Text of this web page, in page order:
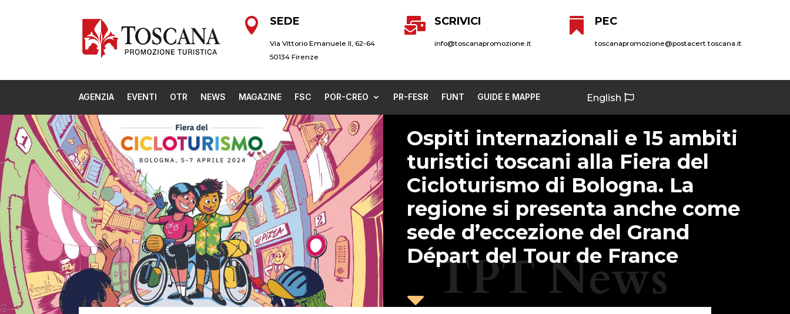
 SEDE
Via Vittorio Emanuele II, 62-64
50134 Firenze
 SCRIVICI
info@toscanapromozione.it
 PEC
toscanapromozione@postacert.toscana.it
AGENZIA EVENTI OTR NEWS MAGAZINE FSC POR-CREO PR-FESR FUNT GUIDE E MAPPE English
TPT News
Ospiti internazionali e 15 ambiti
turistici toscani alla Fiera del
Cicloturismo di Bologna. La
regione si presenta anche come
sede d’eccezione del Grand
Départ del Tour de France
